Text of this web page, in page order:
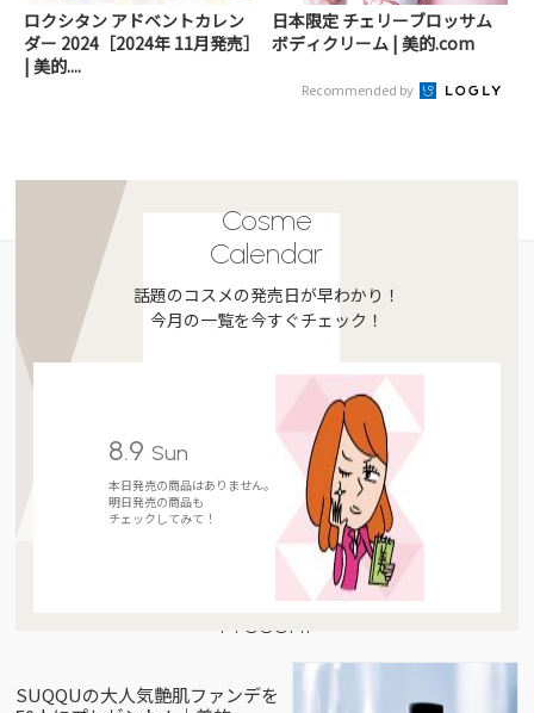
ロクシタン アドベントカレン
ダー 2024［2024年 11月発売］
| 美的....
日本限定 チェリーブロッサム
ボディクリーム | 美的.com
Recommended by
Cosme
Calendar
話題のコスメの発売日が早わかり！
今月の一覧を今すぐチェック！
8.9 Sun
本日発売の商品はありません。
明日発売の商品も
チェックしてみて！
Present
SUQQUの大人気艶肌ファンデを